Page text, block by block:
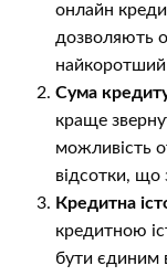
онлайн
дозволяють
найкоротший
Сума
краще
можливість
відсотки, що
Кредитна
кредитною
бути єдиним